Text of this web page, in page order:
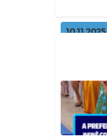
10.11.2025
🎄